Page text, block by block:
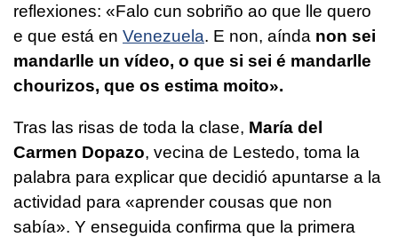
reflexiones: «Falo cun sobriño ao que lle quero
e que está en Venezuela. E non, aínda non sei
mandarlle un vídeo, o que si sei é mandarlle
chourizos, que os estima moito».
Tras las risas de toda la clase, María del
Carmen Dopazo, vecina de Lestedo, toma la
palabra para explicar que decidió apuntarse a la
actividad para «aprender cousas que non
sabía». Y enseguida confirma que la primera